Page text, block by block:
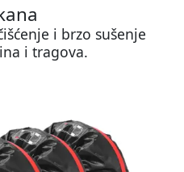
i brzo sušenje
i tragova.